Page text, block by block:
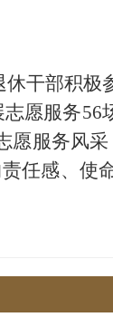
干部积
愿服务
服务风
任感、使